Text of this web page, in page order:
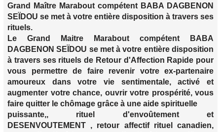
Grand Maître Marabout compétent BABA DAGBENON
SEÏDOU se met à votre entière disposition à travers ses
rituels.
Le Grand Maitre Marabout compétent BABA
DAGBENON SEÏDOU se met à votre entière disposition
à travers ses rituels de Retour d'Affection Rapide pour
vous permettre de faire revenir votre ex-partenaire
amoureux dans votre vie sentimentale, activé et
augmenter votre chance, ouvrir votre prospérité, vous
faire quitter le chômage grâce à une aide spirituelle
puissante,, rituel d'envoûtement et
DESENVOUTEMENT , retour affectif rituel canadien,